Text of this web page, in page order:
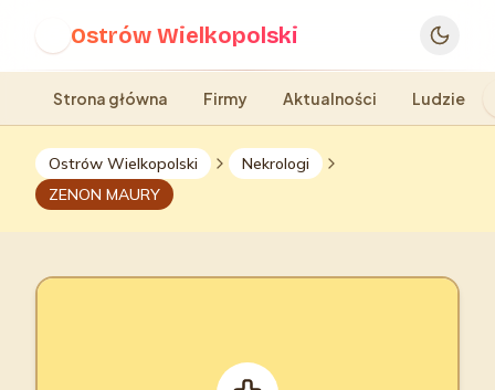
Ostrów Wielkopolski
Strona główna Firmy Aktualności Ludzie
Ostrów Wielkopolski
Nekrologi
ZENON MAURY